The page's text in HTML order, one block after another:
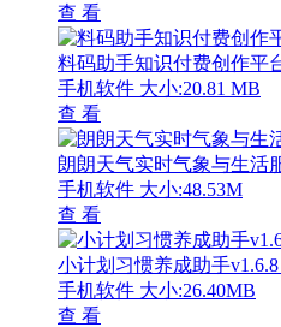
查 看
料码助手知识付费创作平
手机软件 大小:20.81 MB
查 看
朗朗天气实时气象与生活
手机软件 大小:48.53M
查 看
小计划习惯养成助手
手机软件 大小:26.40MB
查 看